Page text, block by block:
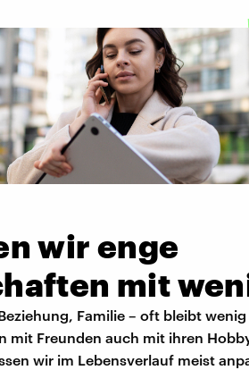
wir enge
mit
Familie – oft bleibt
mit Freunden auch mit ihren
wir im Lebensverlauf meist